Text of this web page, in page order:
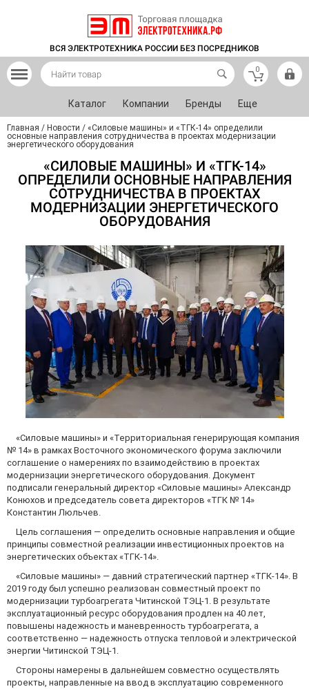
ВСЯ ЭЛЕКТРОТЕХНИКА РОССИИ БЕЗ ПОСРЕДНИКОВ
0
Каталог Компании Бренды Еще
Главная / Новости / «Силовые машины» и «ТГК-14» определили
основные направления сотрудничества в проектах модернизации
энергетического оборудования
«СИЛОВЫЕ МАШИНЫ» И «ТГК-14»
ОПРЕДЕЛИЛИ ОСНОВНЫЕ НАПРАВЛЕНИЯ
СОТРУДНИЧЕСТВА В ПРОЕКТАХ
МОДЕРНИЗАЦИИ ЭНЕРГЕТИЧЕСКОГО
ОБОРУДОВАНИЯ
«Силовые машины» и «Территориальная генерирующая компания
№ 14» в рамках Восточного экономического форума заключили
соглашение о намерениях по взаимодействию в проектах
модернизации энергетического оборудования. Документ
подписали генеральный директор «Силовые машины» Александр
Конюхов и председатель совета директоров «ТГК № 14»
Константин Люльчев.
Цель соглашения — определить основные направления и общие
принципы совместной реализации инвестиционных проектов на
энергетических объектах «ТГК-14».
«Силовые машины» — давний стратегический партнер «ТГК-14». В
2019 году был успешно реализован совместный проект по
модернизации турбоагрегата Читинской ТЭЦ-1. В результате
эксплуатационный ресурс оборудования продлен на 40 лет,
повышены надежность и маневренность турбоагрегата, а
соответственно — надежность отпуска тепловой и электрической
энергии Читинской ТЭЦ-1.
Стороны намерены в дальнейшем совместно осуществлять
проекты, направленные на ввод в эксплуатацию современного